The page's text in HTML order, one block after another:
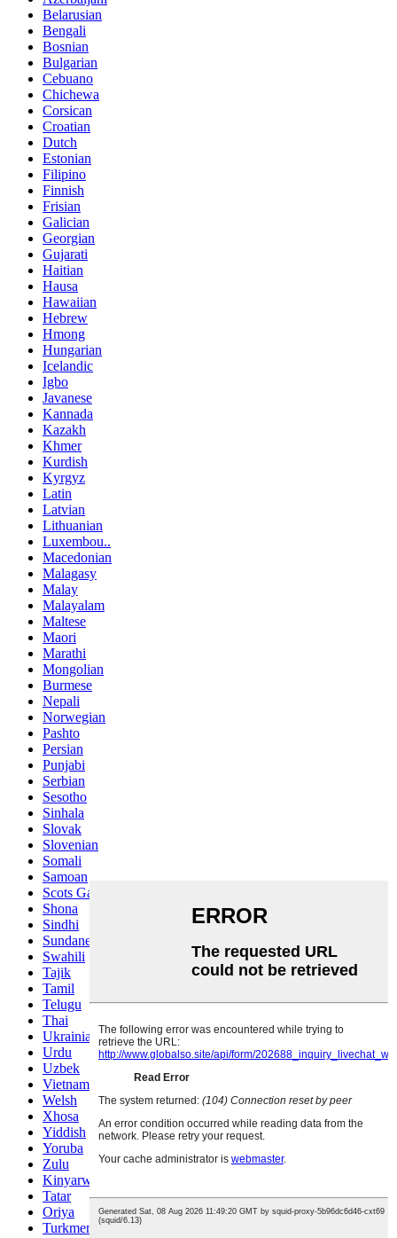
Belarusian
Bengali
Bosnian
Bulgarian
Cebuano
Chichewa
Corsican
Croatian
Dutch
Estonian
Filipino
Finnish
Frisian
Galician
Georgian
Gujarati
Haitian
Hausa
Hawaiian
Hebrew
Hmong
Hungarian
Icelandic
Igbo
Javanese
Kannada
Kazakh
Khmer
Kurdish
Kyrgyz
Latin
Latvian
Lithuanian
Luxembou..
Macedonian
Malagasy
Malay
Malayalam
Maltese
Maori
Marathi
Mongolian
Burmese
Nepali
Norwegian
Pashto
Persian
Punjabi
Serbian
Sesotho
Sinhala
Slovak
Slovenian
Somali
Samoan
Scots Gaelic
Shona
Sindhi
Sundanese
Swahili
Tajik
Tamil
Telugu
Thai
Ukrainian
Urdu
Uzbek
Vietnamese
Welsh
Xhosa
Yiddish
Yoruba
Zulu
Kinyarwanda
Tatar
Oriya
Turkmen